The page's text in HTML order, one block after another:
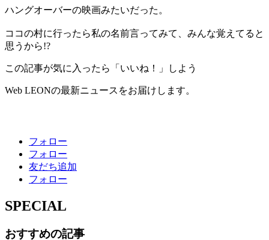
ハングオーバーの映画みたいだった。
ココの村に行ったら私の名前言ってみて、みんな覚えてると
思うから!?
この記事が気に入ったら「いいね！」しよう
Web LEONの最新ニュースをお届けします。
フォロー
フォロー
友だち追加
フォロー
SPECIAL
おすすめの記事